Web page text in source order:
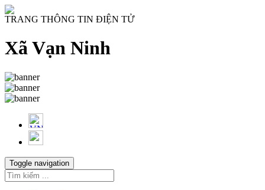
TRANG THÔNG TIN ĐIỆN TỬ
Xã Vạn Ninh
Toggle navigation